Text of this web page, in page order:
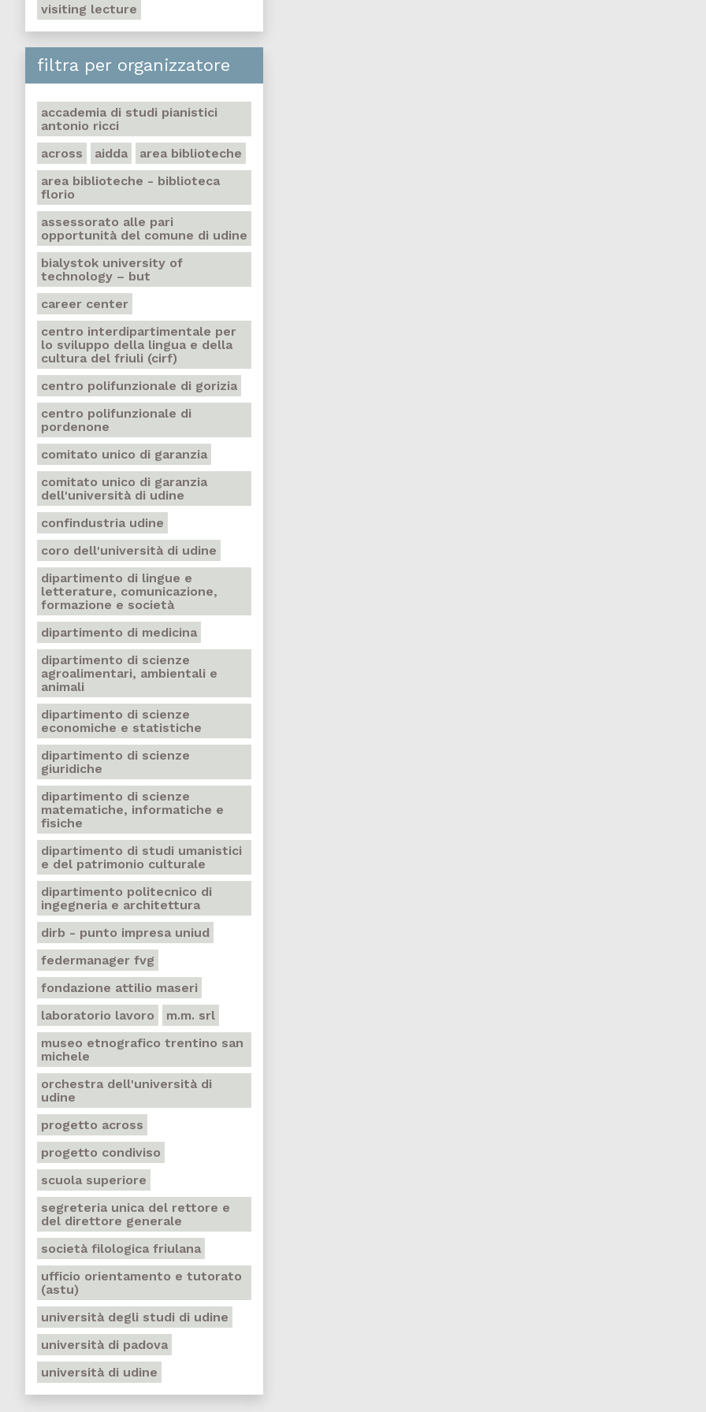
visiting lecture
filtra per organizzatore
accademia di studi pianistici
antonio ricci
across
aidda
area biblioteche
area biblioteche - biblioteca
florio
assessorato alle pari
opportunità del comune di udine
bialystok university of
technology – but
career center
centro interdipartimentale per
lo sviluppo della lingua e della
cultura del friuli (cirf)
centro polifunzionale di gorizia
centro polifunzionale di
pordenone
comitato unico di garanzia
comitato unico di garanzia
dell'università di udine
confindustria udine
coro dell'università di udine
dipartimento di lingue e
letterature, comunicazione,
formazione e società
dipartimento di medicina
dipartimento di scienze
agroalimentari, ambientali e
animali
dipartimento di scienze
economiche e statistiche
dipartimento di scienze
giuridiche
dipartimento di scienze
matematiche, informatiche e
fisiche
dipartimento di studi umanistici
e del patrimonio culturale
dipartimento politecnico di
ingegneria e architettura
dirb - punto impresa uniud
federmanager fvg
fondazione attilio maseri
laboratorio lavoro
m.m. srl
museo etnografico trentino san
michele
orchestra dell'università di
udine
progetto across
progetto condiviso
scuola superiore
segreteria unica del rettore e
del direttore generale
società filologica friulana
ufficio orientamento e tutorato
(astu)
università degli studi di udine
università di padova
università di udine